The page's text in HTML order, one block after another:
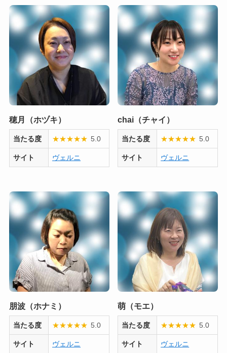
穂月（ホヅキ）
当たる度 ★★★★★ 5.0
サイト ヴェルニ
chai（チャイ）
当たる度 ★★★★★ 5.0
サイト ヴェルニ
朋波（ホナミ）
当たる度 ★★★★★ 5.0
サイト ヴェルニ
萌（モエ）
当たる度 ★★★★★ 5.0
サイト ヴェルニ